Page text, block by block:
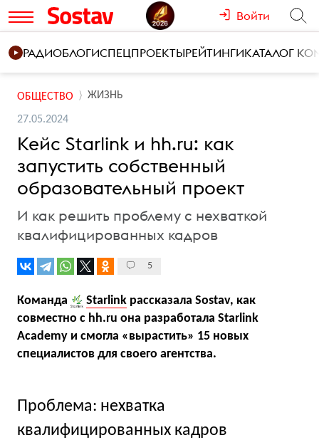
Войти
РАДИОБЛОГИСПЕЦПРОЕКТЫРЕЙТИНГИКАТАЛОГ
ОБЩЕСТВО ЖИЗНЬ
27.05.2024
Кейс Starlink и hh.ru: как
запустить собственный
образовательный проект
И как решить проблему с нехваткой
квалифицированных кадров
5
Команда Starlink рассказала Sostav, как
совместно с hh.ru она разработала Starlink
Academy и смогла «вырастить» 15 новых
специалистов для своего агентства.
Проблема: нехватка
квалифицированных кадров